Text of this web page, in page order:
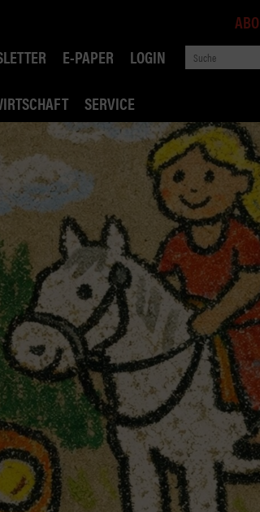
E-PAPER LOGIN
SERVICE
ROBIN ROAD
AI RECHTSBERATUNG
VERKEHRSPOLITIK
WETTBEWERB
ABO